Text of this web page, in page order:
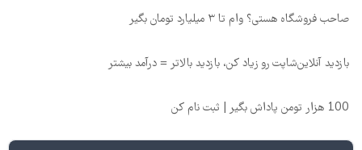
صاحب فروشگاه هستی؟ وام تا ۳ میلیارد تومان بگیر
بازدید آنلاین‌شاپت رو زیاد کن، بازدید بالاتر = درآمد بیشتر
100 هزار تومن پاداش بگیر | ثبت نام کن